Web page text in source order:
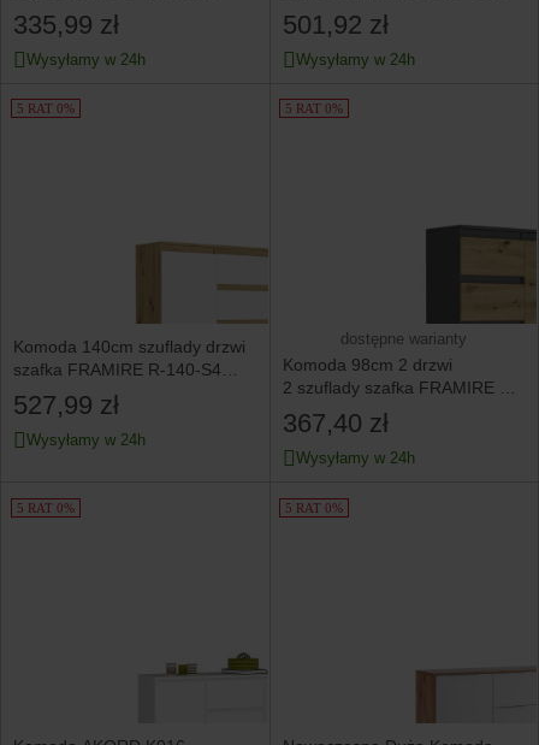
60x40x121 cm
335,99 zł
Wysyłamy w 24h
antracyt
501,92 zł
Wysyłamy w 24h
5 RAT 0%
Komoda 140cm szuflady drzwi
szafka FRAMIRE R-140-S4
artisan mix
527,99 zł
Wysyłamy w 24h
5 RAT 0%
dostępne warianty
Komoda 98cm 2 drzwi
2 szuflady szafka FRAMIRE S-
2 antracyt mix artisan
367,40 zł
Wysyłamy w 24h
5 RAT 0% 5 RAT 0%